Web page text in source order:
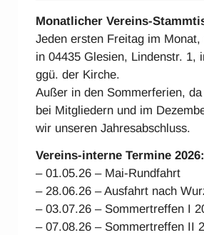
Monatlicher Vereins-
Jeden ersten Freitag im
in 04435 Glesien, Lindenstr. 1,
ggü. der Kirche.
Außer in den Sommerferien,
bei Mitgliedern und im
wir unseren Jahresabschluss.
Vereins-interne Termine 2026:
– 01.05.26 – Mai-Rundfahrt
– 28.06.26 – Ausfahrt nach
– 03.07.26 – Sommertreffen I
– 07.08.26 – Sommertreffen II